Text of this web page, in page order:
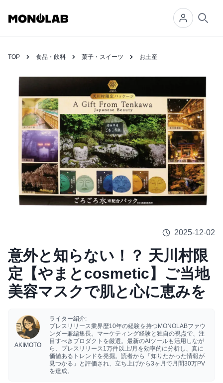
TOP 食品・飲料 菓子・スイーツ お土産
2025-12-02
意外と知らない！？ 天川村限
定【やまとcosmetic】ご当地
美容マスクで肌と心に恵みを
AKIMOTO
ライター紹介:
プレスリリース業界歴10年の経験を持つMONOLABファウ
ンダー兼編集長。マーケティング経験と独自の視点で、注
目すべきプロダクトを厳選。最新のAIツールも活用しなが
ら、プレスリリース1万件以上/月を効率的に分析し、真に
価値あるトレンドを発掘。読者から「知りたかった情報が
見つかる」と評価され、立ち上げから3ヶ月で月間30万PV
を達成。